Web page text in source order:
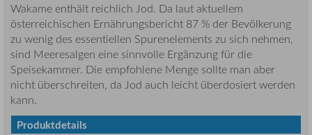
Wakame enthält reichlich Jod. Da laut aktuellem
österreichischen Ernährungsbericht 87 % der Bevölkerung
zu wenig des essentiellen Spurenelements zu sich nehmen,
sind Meeresalgen eine sinnvolle Ergänzung für die
Speisekammer. Die empfohlene Menge sollte man aber
nicht überschreiten, da Jod auch leicht überdosiert werden
kann.
Produktdetails